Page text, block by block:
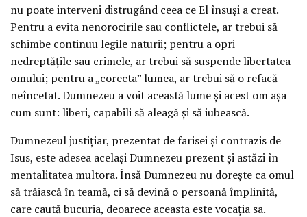
nu poate interveni distrugând ceea ce El însuși a creat.
Pentru a evita nenorocirile sau conflictele, ar trebui să
schimbe continuu legile naturii; pentru a opri
nedreptățile sau crimele, ar trebui să suspende libertatea
omului; pentru a „corecta” lumea, ar trebui să o refacă
neîncetat. Dumnezeu a voit această lume și acest om așa
cum sunt: liberi, capabili să aleagă și să iubească.
Dumnezeul justițiar, prezentat de farisei și contrazis de
Isus, este adesea același Dumnezeu prezent și astăzi în
mentalitatea multora. Însă Dumnezeu nu dorește ca omul
să trăiască în teamă, ci să devină o persoană împlinită,
care caută bucuria, deoarece aceasta este vocația sa.